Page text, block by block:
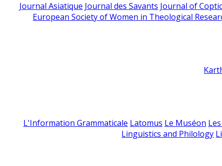
Journal Asiatique Journal des Savants Journal of
European Society of Women in Theological
L'Information Grammaticale Latomus Le Muséon
Linguistics and Philology